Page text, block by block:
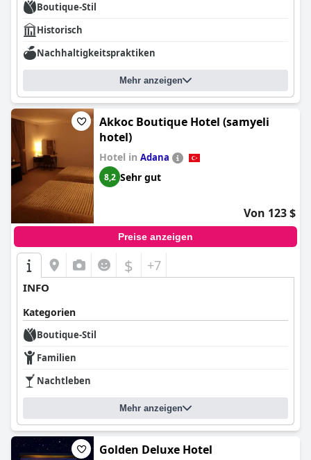
Boutique-Stil
Historisch
Nachhaltigkeitspraktiken
Mehr anzeigen
Akkoc Boutique Hotel (samyeli
hotel)
Hotel in Adana
8,2 Sehr gut
Von 123 $
Preise anzeigen
$ +7
INFO
Kategorien
Boutique-Stil
Familien
Nachtleben
Mehr anzeigen
Golden Deluxe Hotel